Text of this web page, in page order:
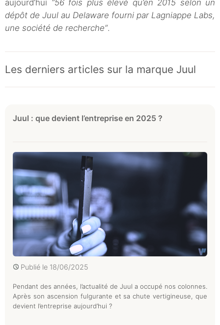
aujourd’hui “56 fois plus élevé qu’en 2015 selon un
dépôt de Juul au Delaware fourni par Lagniappe Labs,
une société de recherche”.
Les derniers articles sur la marque Juul
Juul : que devient l’entreprise en 2025 ?
Publié le 18/06/2025
Pendant des années, l’actualité de Juul a occupé nos colonnes.
Après son ascension fulgurante et sa chute vertigineuse, que
devient l’entreprise aujourd’hui ?